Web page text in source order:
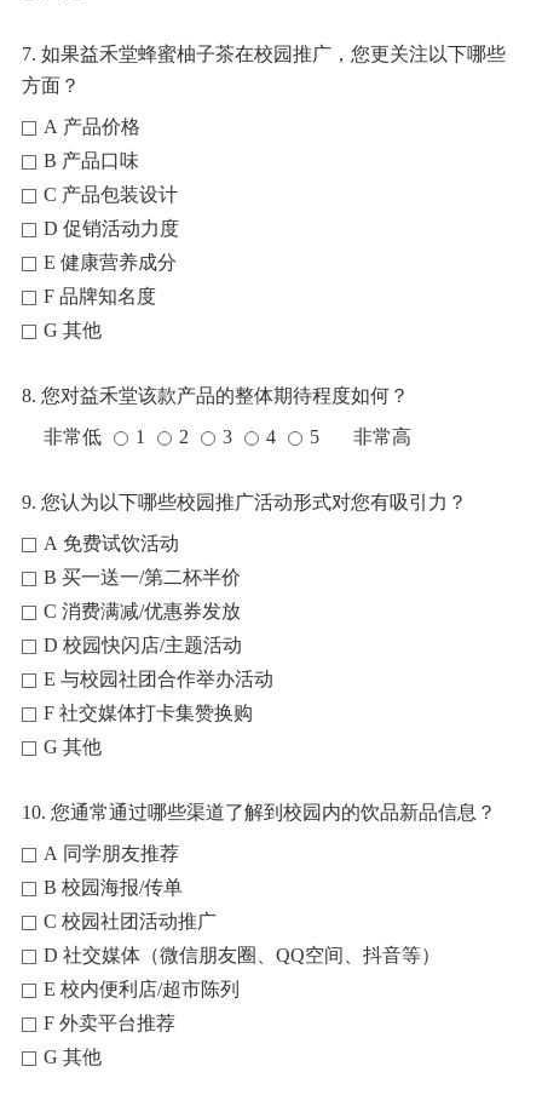
7. 如果益禾堂蜂蜜柚子茶在校园推广，您更关注以下哪些
方面？
A 产品价格
B 产品口味
C 产品包装设计
D 促销活动力度
E 健康营养成分
F 品牌知名度
G 其他
8. 您对益禾堂该款产品的整体期待程度如何？
非常低
1 2 3 4 5 非常高
9. 您认为以下哪些校园推广活动形式对您有吸引力？
A 免费试饮活动
B 买一送一/第二杯半价
C 消费满减/优惠券发放
D 校园快闪店/主题活动
E 与校园社团合作举办活动
F 社交媒体打卡集赞换购
G 其他
10. 您通常通过哪些渠道了解到校园内的饮品新品信息？
A 同学朋友推荐
B 校园海报/传单
C 校园社团活动推广
D 社交媒体（微信朋友圈、QQ空间、抖音等）
E 校内便利店/超市陈列
F 外卖平台推荐
G 其他